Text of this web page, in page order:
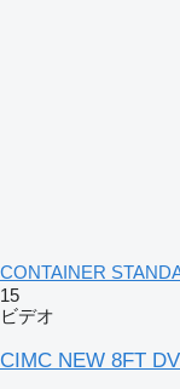
CONTAINER
15
ビデオ
CIMC NEW 8FT